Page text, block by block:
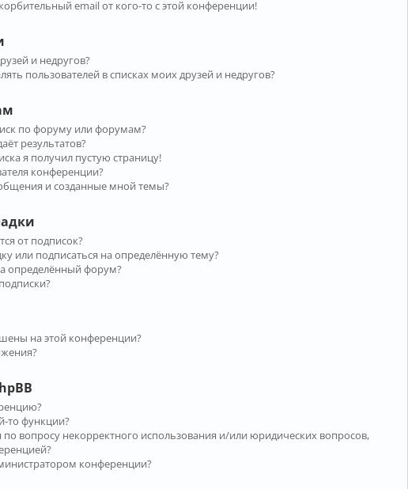
email от кого-то с этой конференции!
и недругов?
пользователей в списках моих друзей и недругов?
по форуму или форумам?
результатов?
я получил пустую страницу!
конференции?
и созданные мной темы?
от подписок?
или подписаться на определённую тему?
определённый форум?
на этой конференции?
то функции?
вопросу некорректного использования и/или юридических вопросов,
конференции?